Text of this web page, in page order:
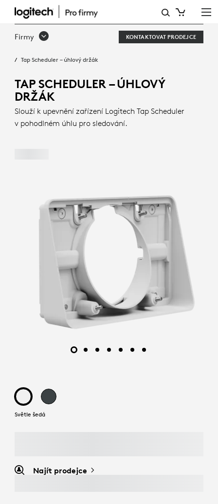
TAP
SCHEDULER
ÚHLOVÝ
DRŽÁK
LOGITECH
Firmy KONTAKTOVAT PRODEJCE
Tap Scheduler – úhlový držák
TAP SCHEDULER – ÚHLOVÝ
DRŽÁK
Slouží k upevnění zařízení Logitech Tap Scheduler
v pohodlném úhlu pro sledování.
Světle šedá
Najít prodejce